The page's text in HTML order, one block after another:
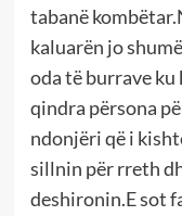
tabanë
kaluarën jo
oda të burrave ku
qindra përsona
ndonjëri që i
sillnin për rreth
deshironin.E sot